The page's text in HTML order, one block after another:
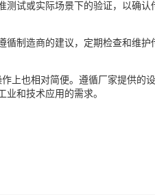
试或实际场景下的验证，以确
制造商的建议，定期检查和维
上也相对简便。遵循厂家提供的
和技术应用的需求。